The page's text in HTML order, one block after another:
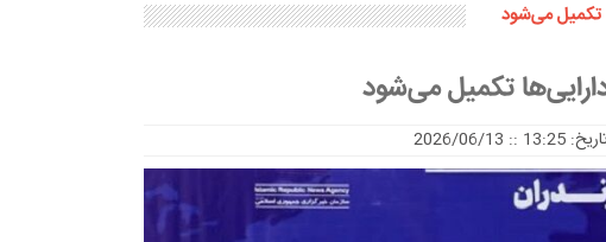
تکمیل می‌شود
تکمیل می‌شود
13:25 :: 2026/06/13